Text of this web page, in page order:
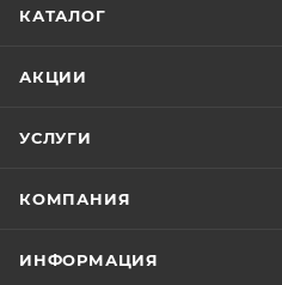
КАТАЛОГ
АКЦИИ
УСЛУГИ
КОМПАНИЯ
ИНФОРМАЦИЯ